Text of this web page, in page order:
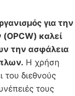
για την
καλεί
την ασφάλεια
Η χρήση
διεθνούς
τους